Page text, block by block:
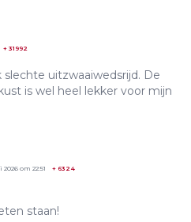
+ 31992
slechte uitzwaaiwedsrijd. De
is wel heel lekker voor mijn
om 22:51 + 6324
staan!